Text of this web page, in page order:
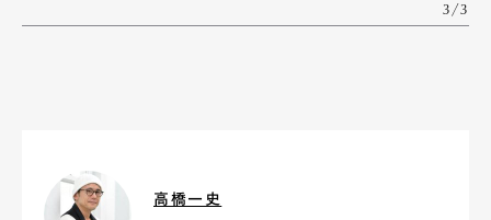
3/3
高橋一史